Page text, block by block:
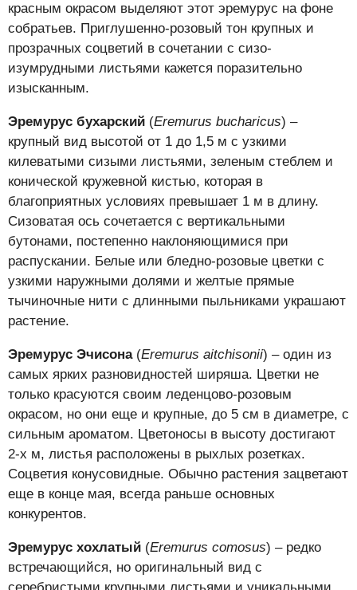
красным окрасом выделяют этот эремурус на фоне
собратьев. Приглушенно-розовый тон крупных и
прозрачных соцветий в сочетании с сизо-
изумрудными листьями кажется поразительно
изысканным.
Эремурус бухарский (Eremurus bucharicus) –
крупный вид высотой от 1 до 1,5 м с узкими
килеватыми сизыми листьями, зеленым стеблем и
конической кружевной кистью, которая в
благоприятных условиях превышает 1 м в длину.
Сизоватая ось сочетается с вертикальными
бутонами, постепенно наклоняющимися при
распускании. Белые или бледно-розовые цветки с
узкими наружными долями и желтые прямые
тычиночные нити с длинными пыльниками украшают
растение.
Эремурус Эчисона(Eremurus aitchisonii) – один из
самых ярких разновидностей ширяша. Цветки не
только красуются своим леденцово-розовым
окрасом, но они еще и крупные, до 5 см в диаметре, с
сильным ароматом. Цветоносы в высоту достигают
2-х м, листья расположены в рыхлых розетках.
Соцветия конусовидные. Обычно растения зацветают
еще в конце мая, всегда раньше основных
конкурентов.
Эремурус хохлатый (Eremurus comosus) – редко
встречающийся, но оригинальный вид с